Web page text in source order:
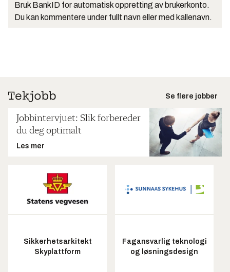
Bruk BankID for automatisk oppretting av brukerkonto.
Du kan kommentere under fullt navn eller med kallenavn.
Se flere jobber
Jobbintervjuet: Slik forbereder
du deg optimalt
Les mer
Sikkerhetsarkitekt
Skyplattform
Fagansvarlig teknologi
og løsningsdesign